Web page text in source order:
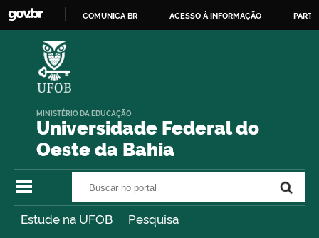
COMUNICA BR ACESSO À INFORMAÇÃO
Universidade Federal do
Oeste da Bahia
MINISTÉRIO DA EDUCAÇÃO
Estude na UFOB
Pesquisa